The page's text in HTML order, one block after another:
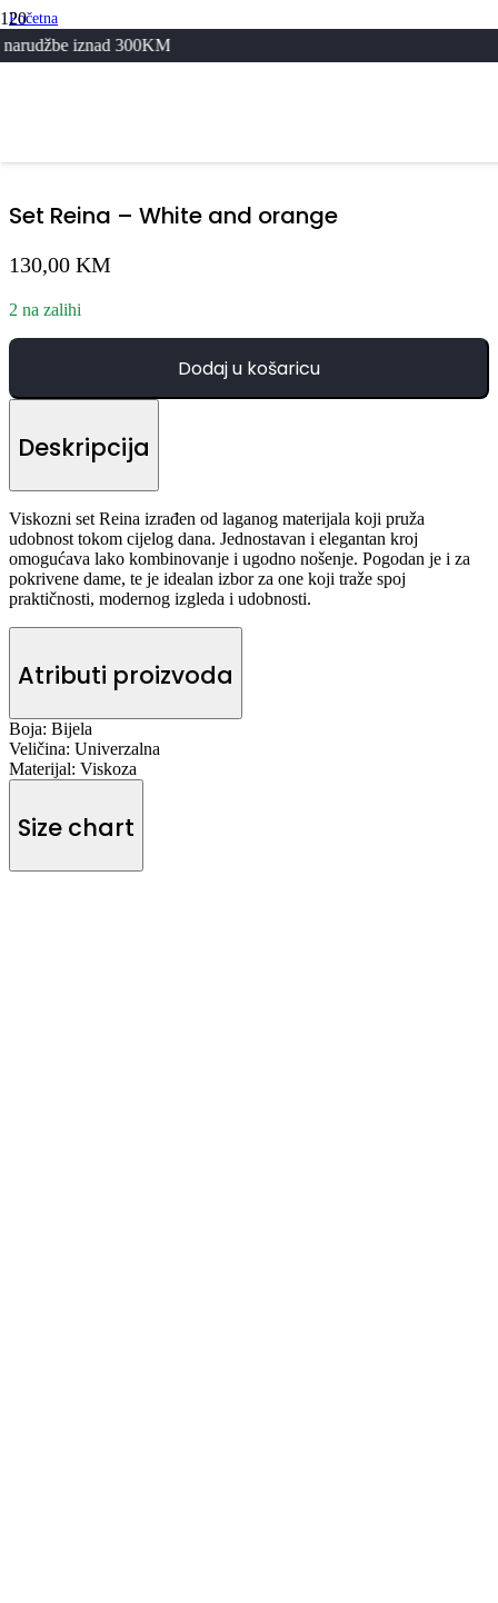
300KM
Početna
Svi Proizvodi
Set Reina – White and orange
130,00 KM
2 na zalihi
Dodaj u košaricu
Deskripcija
Viskozni set Reina izrađen od laganog materijala koji pruža
udobnost tokom cijelog dana. Jednostavan i elegantan kroj
omogućava lako kombinovanje i ugodno nošenje. Pogodan je i za
pokrivene dame, te je idealan izbor za one koji traže spoj
praktičnosti, modernog izgleda i udobnosti.
Atributi proizvoda
Boja: Bijela
Veličina: Univerzalna
Materijal: Viskoza
Size chart